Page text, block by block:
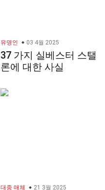
유명인 03 4월 2025
37 가지 실베스터 스탤
론에 대한 사실
대중 매체 21 3월 2025